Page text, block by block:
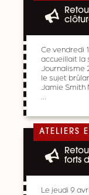
Ce vendredi
accueillait la
Journalisme
le sujet
Jamie Smith
ATELIERS
forts
Le jeudi 9